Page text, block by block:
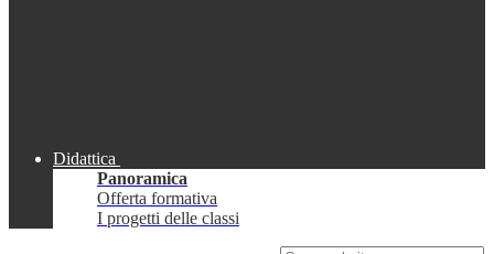
Didattica
Panoramica
Offerta formativa
I progetti delle classi